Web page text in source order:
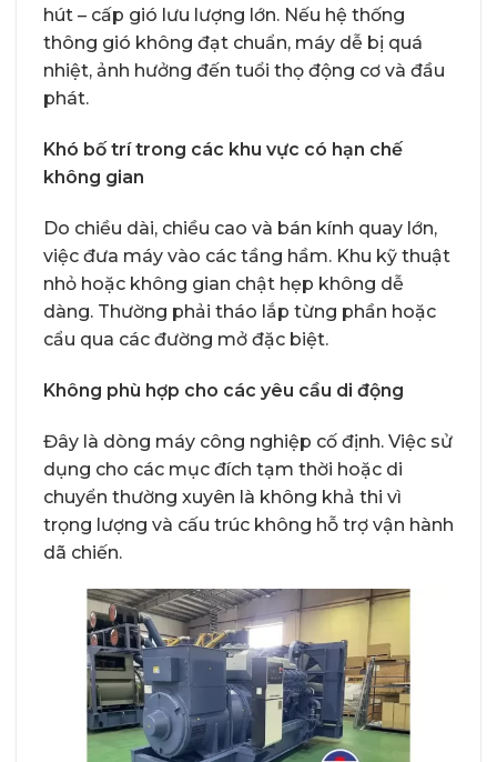
hút – cấp gió lưu lượng lớn. Nếu hệ thống
thông gió không đạt chuẩn, máy dễ bị quá
nhiệt, ảnh hưởng đến tuổi thọ động cơ và đầu
phát.
Khó bố trí trong các khu vực có hạn chế
không gian
Do chiều dài, chiều cao và bán kính quay lớn,
việc đưa máy vào các tầng hầm. Khu kỹ thuật
nhỏ hoặc không gian chật hẹp không dễ
dàng. Thường phải tháo lắp từng phần hoặc
cẩu qua các đường mở đặc biệt.
Không phù hợp cho các yêu cầu di động
Đây là dòng máy công nghiệp cố định. Việc sử
dụng cho các mục đích tạm thời hoặc di
chuyển thường xuyên là không khả thi vì
trọng lượng và cấu trúc không hỗ trợ vận hành
dã chiến.